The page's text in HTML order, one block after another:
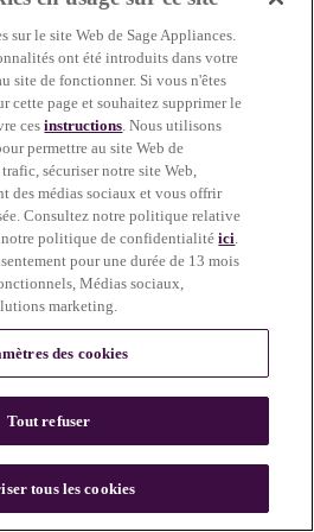
information)
sur le site Web de Sage Appliances.
ont été introduits dans votre
site de fonctionner. Si vous n'êtes
cette page et souhaitez supprimer le
cesinstructions. Nous utilisons
permettre au site Web de
sécuriser notre site Web,
des médias sociaux et vous offrir
Consultez notre politique relative
notre politique de confidentialitéici.
pour une durée de 13 mois
Médias sociaux,
marketing.
des cookies
Tout refuser
tous les cookies